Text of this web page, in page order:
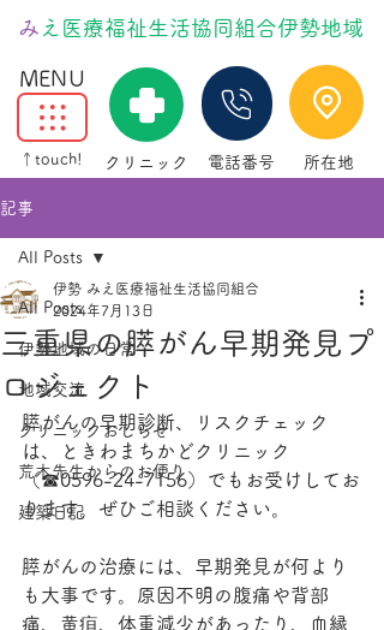
MENU
​ みえ医療福祉生活協同組合伊勢地域
↑touch! クリニック 電話番号 所在地
記事
All Posts
伊勢地域の日常
地域交流
クリニックおしらせ
荒木先生からのお便り
建築日記
All Posts
三重県の膵がん早期発見プ
ロジェクト
伊勢 みえ医療福祉生活協同組合
2024年7月13日
膵がんの早期診断、リスクチェック
は、ときわまちかどクリニック
（☎0596-24-7156）でもお受けしてお
ります。ぜひご相談ください。
膵がんの治療には、早期発見が何より
も大事です。原因不明の腹痛や背部
痛、黄疸、体重減少があったり、血縁